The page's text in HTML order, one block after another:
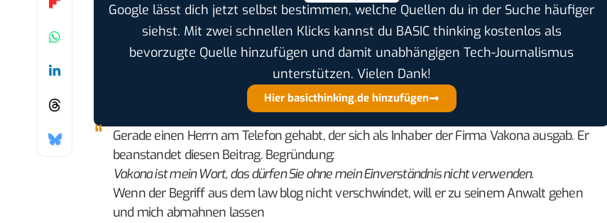
Google lässt dich jetzt selbst bestimmen, welche Quellen du in der Suche häufiger
siehst. Mit zwei schnellen Klicks kannst du BASIC thinking kostenlos als
bevorzugte Quelle hinzufügen und damit unabhängigen Tech-Journalismus
unterstützen. Vielen Dank!
Hier basicthinking.de hinzufügen
Gerade einen Herrn am Telefon gehabt, der sich als Inhaber der Firma Vakona ausgab. Er
beanstandet diesen Beitrag. Begründung:
Vakona ist mein Wort, das dürfen Sie ohne mein Einverständnis nicht verwenden.
Wenn der Begriff aus dem law blog nicht verschwindet, will er zu seinem Anwalt gehen
und mich abmahnen lassen